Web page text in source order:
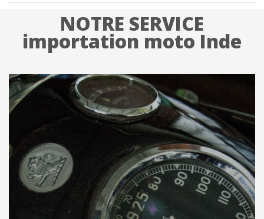
NOTRE SERVICE
importation moto Inde